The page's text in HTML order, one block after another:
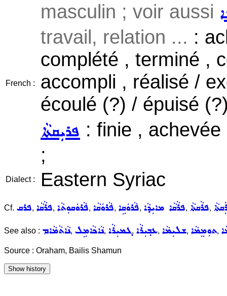
French :
masculin ; voir aussi
travail, relation ... :
complété , terminé ,
accompli , réalisé /
écoulé (?) / épuisé
ܦܪܝܼܩܬܵܐ : finie ,
;
Dialect : Eastern Syriac
Cf. ܦܪܩ, ܦܪܵܩܵܐ, ܦܵܪܘܿܩܘܼܬܵܐ, ܦܵܪܘܿܩܵܐ, ܦܵܪܘܿܩܹܐ, ܦܪܵܩܵܐ ܡܐܝܼܕܵܐ, ܦܪܵܩܬܵܐ,
See also : ܢܵܐܬܵܡܵܐܡ, ܢܵܐܟܵܐܡܹܠ, ܓܡܝܼܪܵܐ, ܥܒ݂ܝܼܪܵܐ, ܫܠܝܼܡܵܐ, ܬܘܼܡܸܡܵܐ,
Source : Oraham, Bailis Shamun